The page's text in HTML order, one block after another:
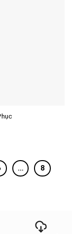
… 8